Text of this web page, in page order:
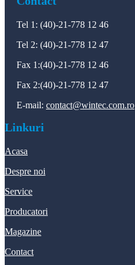
Tel 1: (40)-21-778 12 46
Tel 2: (40)-21-778 12 47
Fax 1:(40)-21-778 12 46
Fax 2:(40)-21-778 12 47
E-mail: contact@wintec.com.ro
Linkuri
Acasa
Despre noi
Service
Producatori
Magazine
Contact